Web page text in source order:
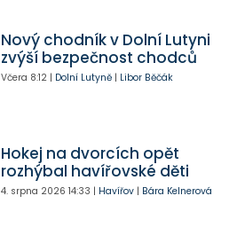
Nový chodník v Dolní Lutyni
zvýší bezpečnost chodců
Včera 8:12| Dolní Lutyně| Libor Běčák
Hokej na dvorcích opět
rozhýbal havířovské děti
4. srpna 2026 14:33 | Havířov| Bára Kelnerová